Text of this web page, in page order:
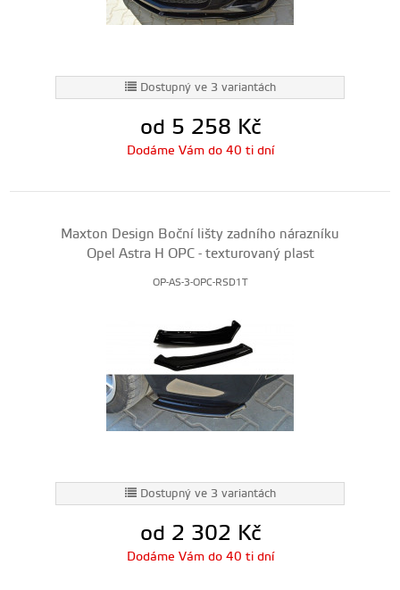
Dostupný ve 3 variantách
od 5 258 Kč
Dodáme Vám do 40 ti dní
Maxton Design Boční lišty zadního nárazníku
Opel Astra H OPC - texturovaný plast
OP-AS-3-OPC-RSD1T
Dostupný ve 3 variantách
od 2 302 Kč
Dodáme Vám do 40 ti dní